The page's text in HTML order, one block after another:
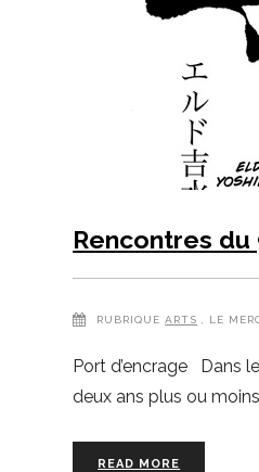
Rencontres du
RUBRIQUE ARTS , LE
Port d’encrage Dans
deux ans plus ou
READ MORE